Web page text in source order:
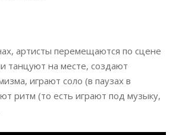
артисты перемещаются по сцене
танцуют на месте, создают
играют соло (в паузах в
ритм (то есть играют под музыку,